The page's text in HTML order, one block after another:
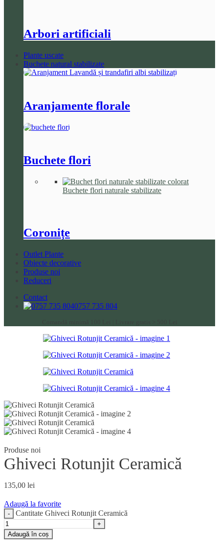
Arbori artificiali
Plante uscate
Buchete natural stabilizate
Aranjamente florale
Buchete flori
Buchete flori naturale stabilizate
Coronițe
Outlet Plante
Obiecte decorative
Produse noi
Reduceri
Contact
0757 735 804
Produse noi
Ghiveci Rotunjit Ceramică
135,00 lei
Adaugă la favorite
Cantitate Ghiveci Rotunjit Ceramică
Adaugă în coș